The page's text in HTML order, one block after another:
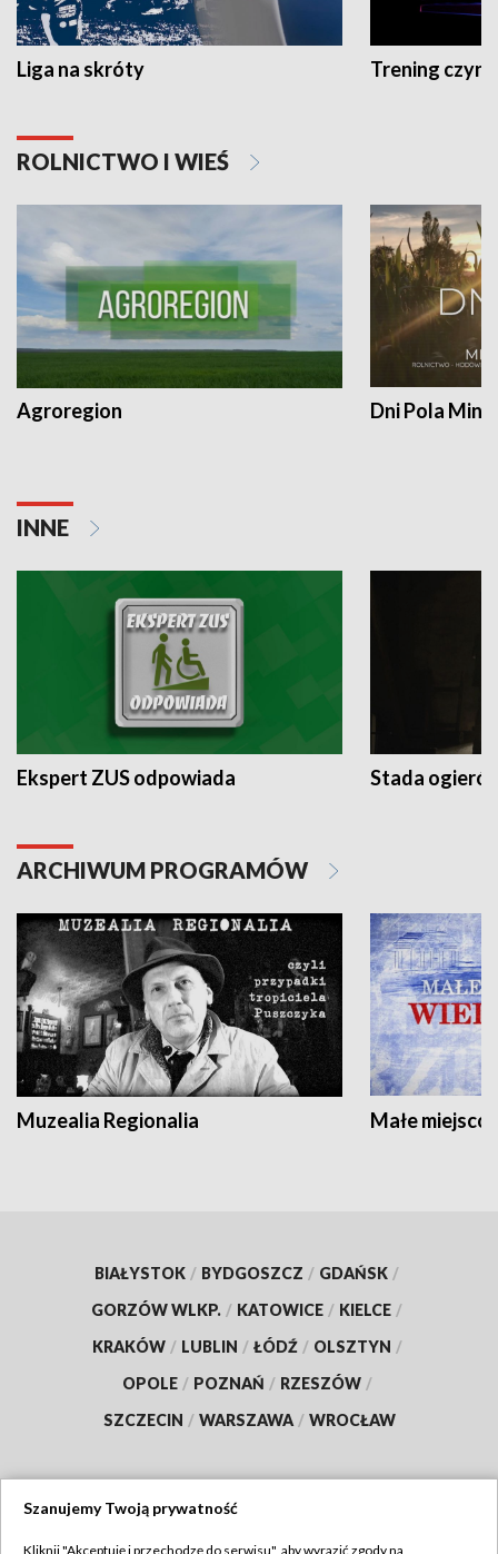
Liga na skróty Trening czyni
ROLNICTWO I WIEŚ
Agroregion Dni Pola
INNE
Ekspert ZUS odpowiada Stada
ARCHIWUM PROGRAMÓW
Muzealia Regionalia Małe
BIAŁYSTOK / BYDGOSZCZ / GDAŃSK /
GORZÓW WLKP. / KATOWICE / KIELCE /
KRAKÓW / LUBLIN / ŁÓDŹ / OLSZTYN /
OPOLE / POZNAŃ / RZESZÓW /
SZCZECIN / WARSZAWA / WROCŁAW
Szanujemy Twoją prywatność
Kliknij "Akceptuję i przechodzę do serwisu", aby wyrazić zgody na